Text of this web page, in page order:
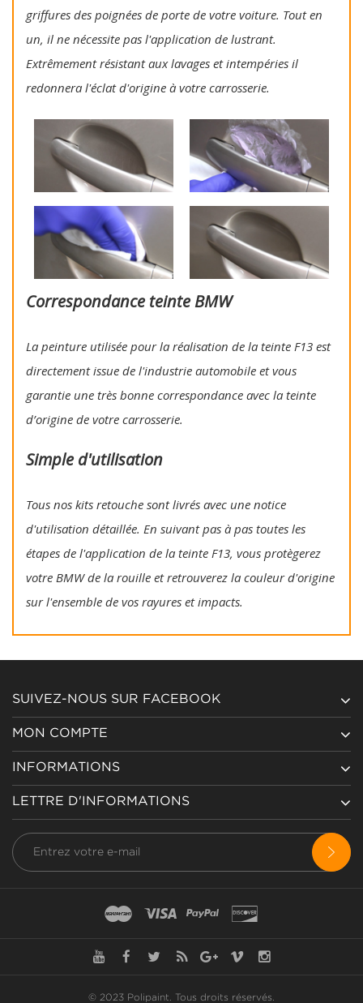
griffures des poignées de porte de votre voiture. Tout en
un, il ne nécessite pas l'application de lustrant.
Extrêmement résistant aux lavages et intempéries il
redonnera l'éclat d'origine à votre carrosserie.
Correspondance teinte BMW
La peinture utilisée pour la réalisation de la teinte F13 est
directement issue de l'industrie automobile et vous
garantie une très bonne correspondance avec la teinte
d’origine de votre carrosserie.
Simple d'utilisation
Tous nos kits retouche sont livrés avec une notice
d'utilisation détaillée. En suivant pas à pas toutes les
étapes de l'application de la teinte F13, vous protègerez
votre BMW de la rouille et retrouverez la couleur d'origine
sur l'ensemble de vos rayures et impacts.
SUIVEZ-NOUS SUR FACEBOOK
MON COMPTE
INFORMATIONS
LETTRE D'INFORMATIONS
© 2023 Polipaint. Tous droits réservés.